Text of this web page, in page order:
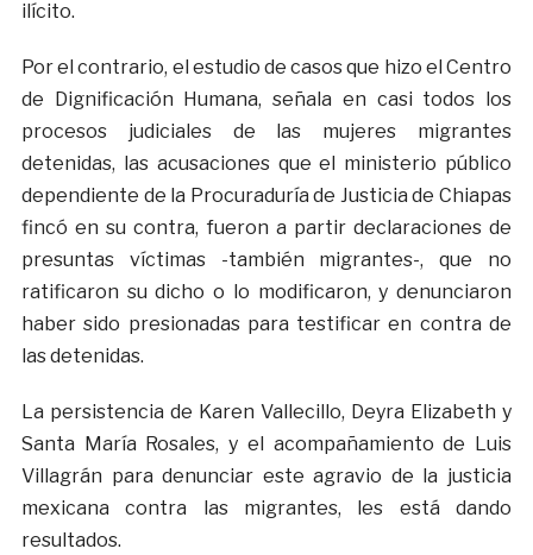
ilícito.
Por el contrario, el estudio de casos que hizo el Centro
de Dignificación Humana, señala en casi todos los
procesos judiciales de las mujeres migrantes
detenidas, las acusaciones que el ministerio público
dependiente de la Procuraduría de Justicia de Chiapas
fincó en su contra, fueron a partir declaraciones de
presuntas víctimas -también migrantes-, que no
ratificaron su dicho o lo modificaron, y denunciaron
haber sido presionadas para testificar en contra de
las detenidas.
La persistencia de Karen Vallecillo, Deyra Elizabeth y
Santa María Rosales, y el acompañamiento de Luis
Villagrán para denunciar este agravio de la justicia
mexicana contra las migrantes, les está dando
resultados.